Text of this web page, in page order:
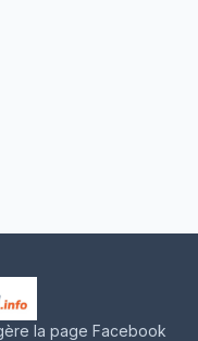
la page Facebook